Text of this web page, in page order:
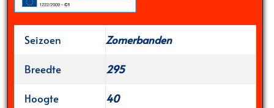
Seizoen
Zomerbanden
Breedte
295
Hoogte
40